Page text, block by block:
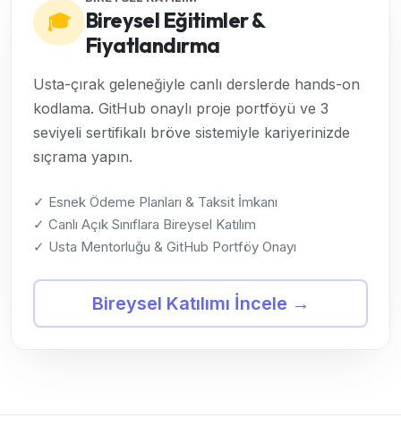
🎓
Bireysel Eğitimler &
Fiyatlandırma
Usta-çırak geleneğiyle canlı derslerde hands-on
kodlama. GitHub onaylı proje portföyü ve 3
seviyeli sertifikalı bröve sistemiyle kariyerinizde
sıçrama yapın.
✓ Esnek Ödeme Planları & Taksit İmkanı
✓ Canlı Açık Sınıflara Bireysel Katılım
✓ Usta Mentorluğu & GitHub Portföy Onayı
Bireysel Katılımı İncele →